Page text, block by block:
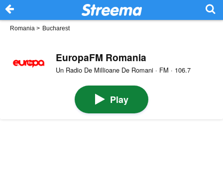
Romania > Bucharest
EuropaFM Romania
Un Radio De Millioane De Romani · FM · 106.7
Play